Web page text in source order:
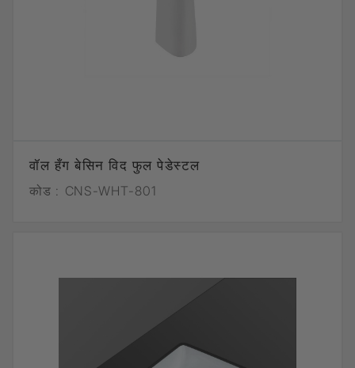
वॉल हँग बेसिन विद फुल पेडेस्टल
कोड : CNS-WHT-801